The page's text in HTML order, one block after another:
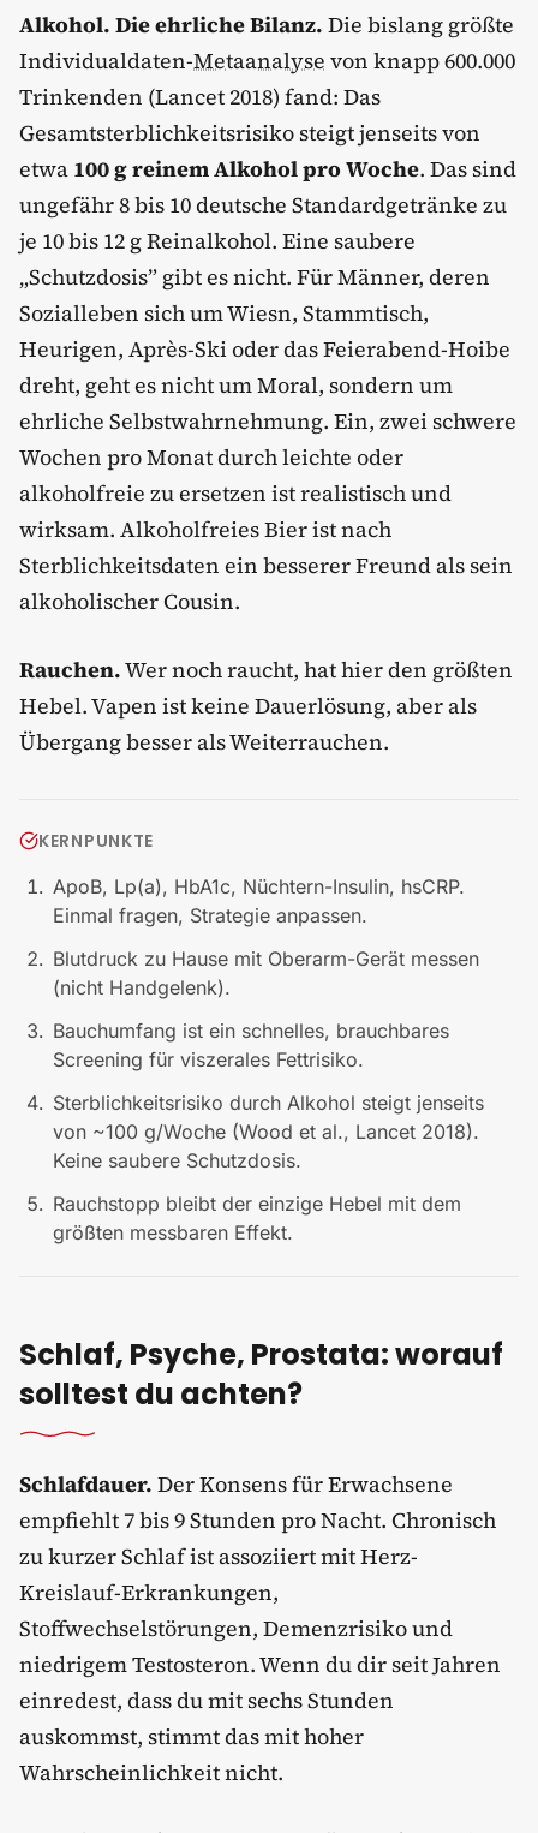
Alkohol. Die ehrliche Bilanz. Die bislang größte
Individualdaten-Metaanalyse von knapp 600.000
Trinkenden (Lancet 2018) fand: Das
Gesamtsterblichkeitsrisiko steigt jenseits von
etwa 100 g reinem Alkohol pro Woche. Das sind
ungefähr 8 bis 10 deutsche Standardgetränke zu
je 10 bis 12 g Reinalkohol. Eine saubere
„Schutzdosis” gibt es nicht. Für Männer, deren
Sozialleben sich um Wiesn, Stammtisch,
Heurigen, Après-Ski oder das Feierabend-Hoibe
dreht, geht es nicht um Moral, sondern um
ehrliche Selbstwahrnehmung. Ein, zwei schwere
Wochen pro Monat durch leichte oder
alkoholfreie zu ersetzen ist realistisch und
wirksam. Alkoholfreies Bier ist nach
Sterblichkeitsdaten ein besserer Freund als sein
alkoholischer Cousin.
Rauchen.Wer noch raucht, hat hier den größten
Hebel. Vapen ist keine Dauerlösung, aber als
Übergang besser als Weiterrauchen.
KERNPUNKTE
ApoB, Lp(a), HbA1c, Nüchtern-Insulin, hsCRP.
Einmal fragen, Strategie anpassen.
Blutdruck zu Hause mit Oberarm-Gerät messen
(nicht Handgelenk).
Bauchumfang ist ein schnelles, brauchbares
Screening für viszerales Fettrisiko.
Sterblichkeitsrisiko durch Alkohol steigt jenseits
von ~100 g/Woche (Wood et al., Lancet 2018).
Keine saubere Schutzdosis.
Rauchstopp bleibt der einzige Hebel mit dem
größten messbaren Effekt.
Schlaf, Psyche, Prostata: worauf
solltest du achten?
Schlafdauer. Der Konsens für Erwachsene
empfiehlt 7 bis 9 Stunden pro Nacht. Chronisch
zu kurzer Schlaf ist assoziiert mit Herz-
Kreislauf-Erkrankungen,
Stoffwechselstörungen, Demenzrisiko und
niedrigem Testosteron. Wenn du dir seit Jahren
einredest, dass du mit sechs Stunden
auskommst, stimmt das mit hoher
Wahrscheinlichkeit nicht.